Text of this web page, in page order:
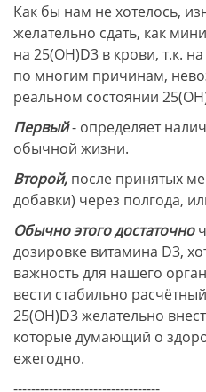
Как бы нам не хотелось,
желательно сдать, как
на 25(ОН)D3 в крови, т.к.
по многим причинам,
реальном состоянии
Первый- определяет
обычной жизни.
Второй, после принятых
добавки) через полгода,
Обычно этого достаточно
дозировке витамина D3,
важность для нашего
вести стабильно
25(ОН)D3 желательно
которые думающий о
ежегодно.